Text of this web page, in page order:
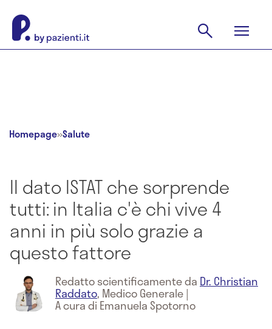
Homepage»Salute
Il dato ISTAT che sorprende
tutti: in Italia c'è chi vive 4
anni in più solo grazie a
questo fattore
Redatto scientificamente da Dr. Christian
Raddato, Medico Generale|
A cura di Emanuela Spotorno